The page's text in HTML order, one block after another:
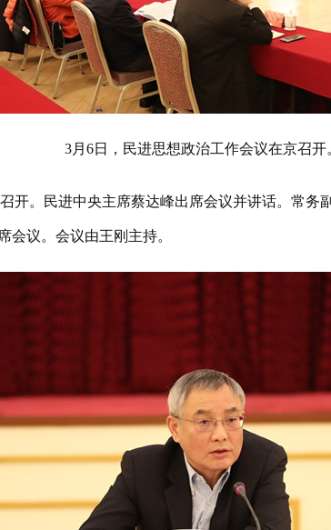
3月6日，民进思想政治工作会议在京召开
。民进中央主席蔡达峰出席会议并讲话。常务
会议。会议由王刚主持。